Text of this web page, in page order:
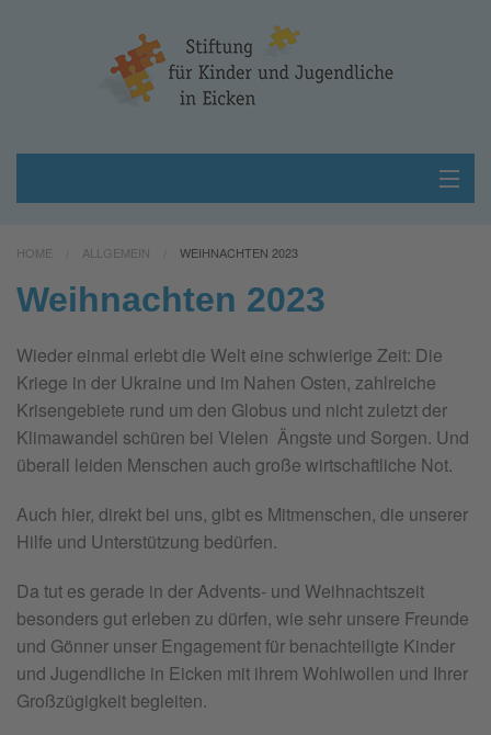
Über uns
Unterstützen
Kontakt
HOME ALLGEMEIN WEIHNACHTEN 2023
Weihnachten 2023
Wieder einmal erlebt die Welt eine schwierige Zeit: Die
Kriege in der Ukraine und im Nahen Osten, zahlreiche
Krisengebiete rund um den Globus und nicht zuletzt der
Klimawandel schüren bei Vielen Ängste und Sorgen. Und
überall leiden Menschen auch große wirtschaftliche Not.
Auch hier, direkt bei uns, gibt es Mitmenschen, die unserer
Hilfe und Unterstützung bedürfen.
Da tut es gerade in der Advents- und Weihnachtszeit
besonders gut erleben zu dürfen, wie sehr unsere Freunde
und Gönner unser Engagement für benachteiligte Kinder
und Jugendliche in Eicken mit ihrem Wohlwollen und Ihrer
Großzügigkeit begleiten.